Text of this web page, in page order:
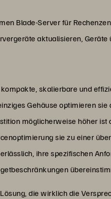
Blade-Server für
aktualisieren,
skalierbare und
Gehäuse optimieren
möglicherweise höher
sie zu einer
ihre spezifischen
die wirklich die